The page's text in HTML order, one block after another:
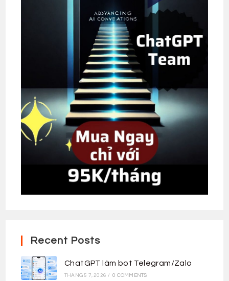
Recent Posts
ChatGPT làm bot Telegram/Zalo
THÁNG 5 7, 2026 / 0 COMMENTS